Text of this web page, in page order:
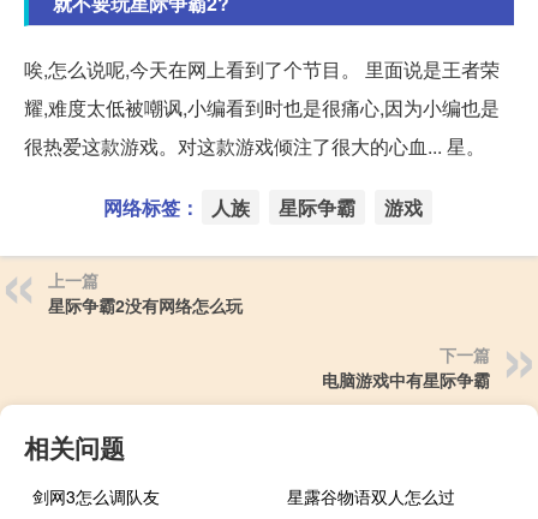
唉,怎么说呢,今天在网上看到了个节目。 里面说是王者荣
耀,难度太低被嘲讽,小编看到时也是很痛心,因为小编也是
很热爱这款游戏。对这款游戏倾注了很大的心血... 星。
网络标签： 人族 星际争霸 游戏
上一篇
星际争霸2没有网络怎么玩
下一篇
电脑游戏中有星际争霸
相关问题
剑网3怎么调队友
星露谷物语双人怎么过